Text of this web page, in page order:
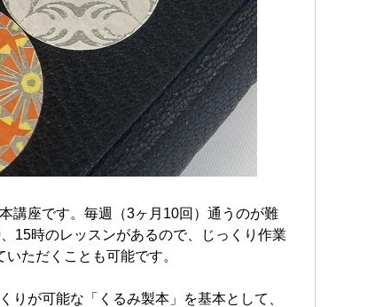
講座です。毎週（3ヶ月10回）通うのが難
15時のレッスンがあるので、じっくり作業
ただくことも可能です。
りが可能な「くるみ製本」を基本として、